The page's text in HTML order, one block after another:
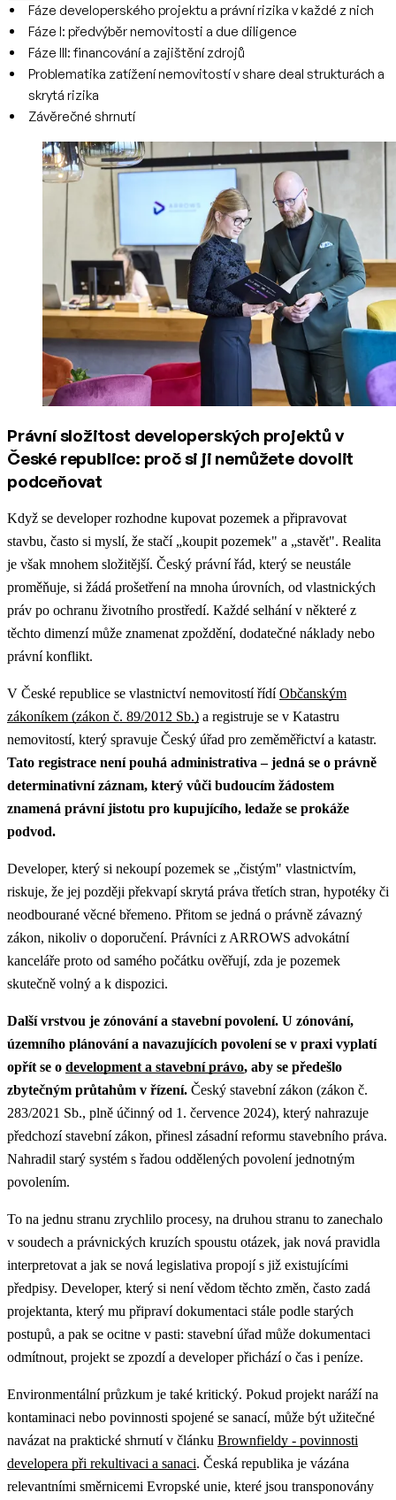
Fáze developerského projektu a právní rizika v každé z nich
Fáze I: předvýběr nemovitosti a due diligence
Fáze III: financování a zajištění zdrojů
Problematika zatížení nemovitostí v share deal strukturách a
skrytá rizika
Závěrečné shrnutí
Právní složitost developerských projektů v
České republice: proč si ji nemůžete dovolit
podceňovat
Když se developer rozhodne kupovat pozemek a připravovat
stavbu, často si myslí, že stačí „koupit pozemek" a „stavět". Realita
je však mnohem složitější. Český právní řád, který se neustále
proměňuje, si žádá prošetření na mnoha úrovních, od vlastnických
práv po ochranu životního prostředí. Každé selhání v některé z
těchto dimenzí může znamenat zpoždění, dodatečné náklady nebo
právní konflikt.
V České republice se vlastnictví nemovitostí řídíObčanským
zákoníkem (zákon č. 89/2012 Sb.) a registruje se v Katastru
nemovitostí, který spravuje Český úřad pro zeměměřictví a katastr.
Tato registrace není pouhá administrativa – jedná se o právně
determinativní záznam, který vůči budoucím žádostem
znamená právní jistotu pro kupujícího, ledaže se prokáže
podvod.
Developer, který si nekoupí pozemek se „čistým" vlastnictvím,
riskuje, že jej později překvapí skrytá práva třetích stran, hypotéky či
neodbourané věcné břemeno. Přitom se jedná o právně závazný
zákon, nikoliv o doporučení. Právníci z ARROWS advokátní
kanceláře proto od samého počátku ověřují, zda je pozemek
skutečně volný a k dispozici.
Další vrstvou je zónování a stavební povolení. U zónování,
územního plánování a navazujících povolení se v praxi vyplatí
opřít se o development a stavební právo, aby se předešlo
zbytečným průtahům v řízení. Český stavební zákon (zákon č.
283/2021 Sb., plně účinný od 1. července 2024), který nahrazuje
předchozí stavební zákon, přinesl zásadní reformu stavebního práva.
Nahradil starý systém s řadou oddělených povolení jednotným
povolením.
To na jednu stranu zrychlilo procesy, na druhou stranu to zanechalo
v soudech a právnických kruzích spoustu otázek, jak nová pravidla
interpretovat a jak se nová legislativa propojí s již existujícími
předpisy. Developer, který si není vědom těchto změn, často zadá
projektanta, který mu připraví dokumentaci stále podle starých
postupů, a pak se ocitne v pasti: stavební úřad může dokumentaci
odmítnout, projekt se zpozdí a developer přichází o čas i peníze.
Environmentální průzkum je také kritický. Pokud projekt naráží na
kontaminaci nebo povinnosti spojené se sanací, může být užitečné
navázat na praktické shrnutí v článku Brownfieldy - povinnosti
developera při rekultivaci a sanaci. Česká republika je vázána
relevantními směrnicemi Evropské unie, které jsou transponovány